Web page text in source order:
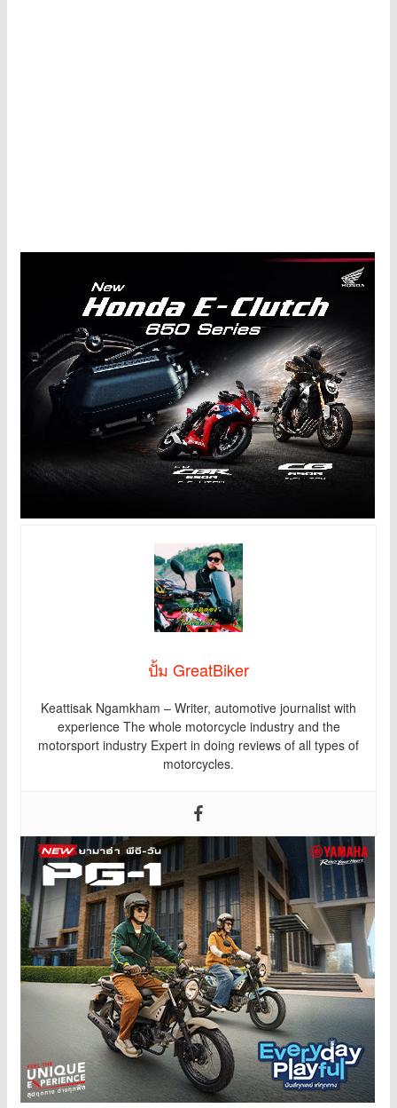
ปั้ม GreatBiker
Keattisak Ngamkham – Writer, automotive journalist with
experience The whole motorcycle industry and the
motorsport industry Expert in doing reviews of all types of
motorcycles.